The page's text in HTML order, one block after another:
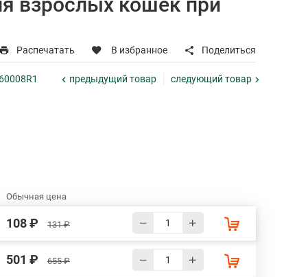
Распечатать В избранное Поделиться
предыдущий товар следующий товар
Обычная цена
108 ₽ 131 ₽
501 ₽ 655 ₽